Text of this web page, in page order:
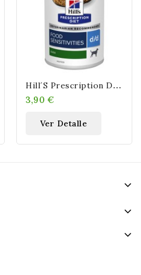
H
Ill´s Prescription Diet D/d Food Sensitivities Pato Para Perro Latas 370 GR
3,90 €
Ver Detalle